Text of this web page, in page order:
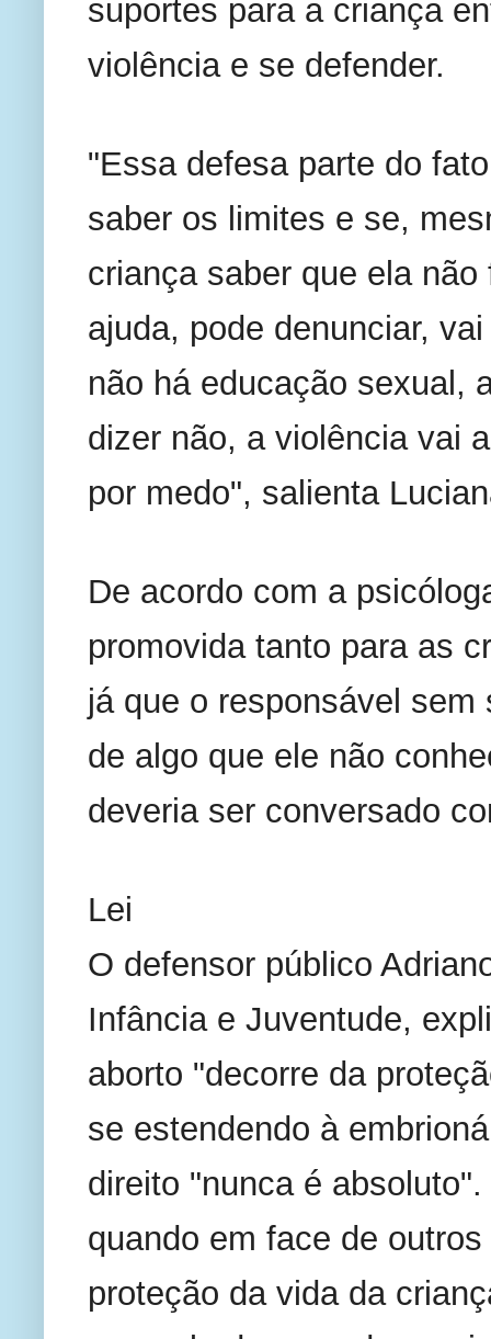
suportes para a criança
violência e se defender.
"Essa defesa parte do
saber os limites e se,
criança saber que ela
ajuda, pode denunciar,
não há educação sexual,
dizer não, a violência vai
por medo", salienta
De acordo com a
promovida tanto para as
já que o responsável
de algo que ele não
deveria ser conversado
Lei
O defensor público
Infância e Juventude,
aborto "decorre da
se estendendo à
direito "nunca é
quando em face de
proteção da vida da